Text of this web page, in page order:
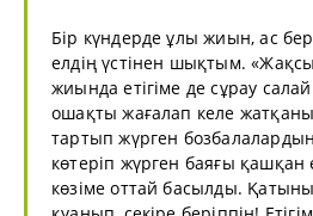
Бір күндерде ұлы жиын, ас
елдің үстінен шықтым.
жиында етігіме де сұрау
ошақты жағалап келе
тартып жүрген
көтеріп жүрген баяғы қашқан
көзіме оттай басылды.